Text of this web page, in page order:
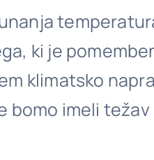
ki je
klimatsko
bomo imeli težav